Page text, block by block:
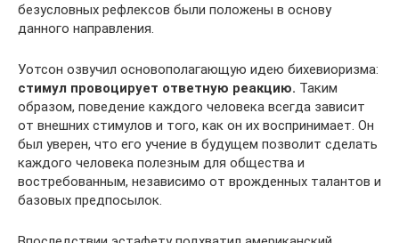
безусловных рефлексов были положены в основу
данного направления.
Уотсон озвучил основополагающую идею бихевиоризма:
стимул провоцирует ответную реакцию. Таким
образом, поведение каждого человека всегда зависит
от внешних стимулов и того, как он их воспринимает. Он
был уверен, что его учение в будущем позволит сделать
каждого человека полезным для общества и
востребованным, независимо от врожденных талантов и
базовых предпосылок.